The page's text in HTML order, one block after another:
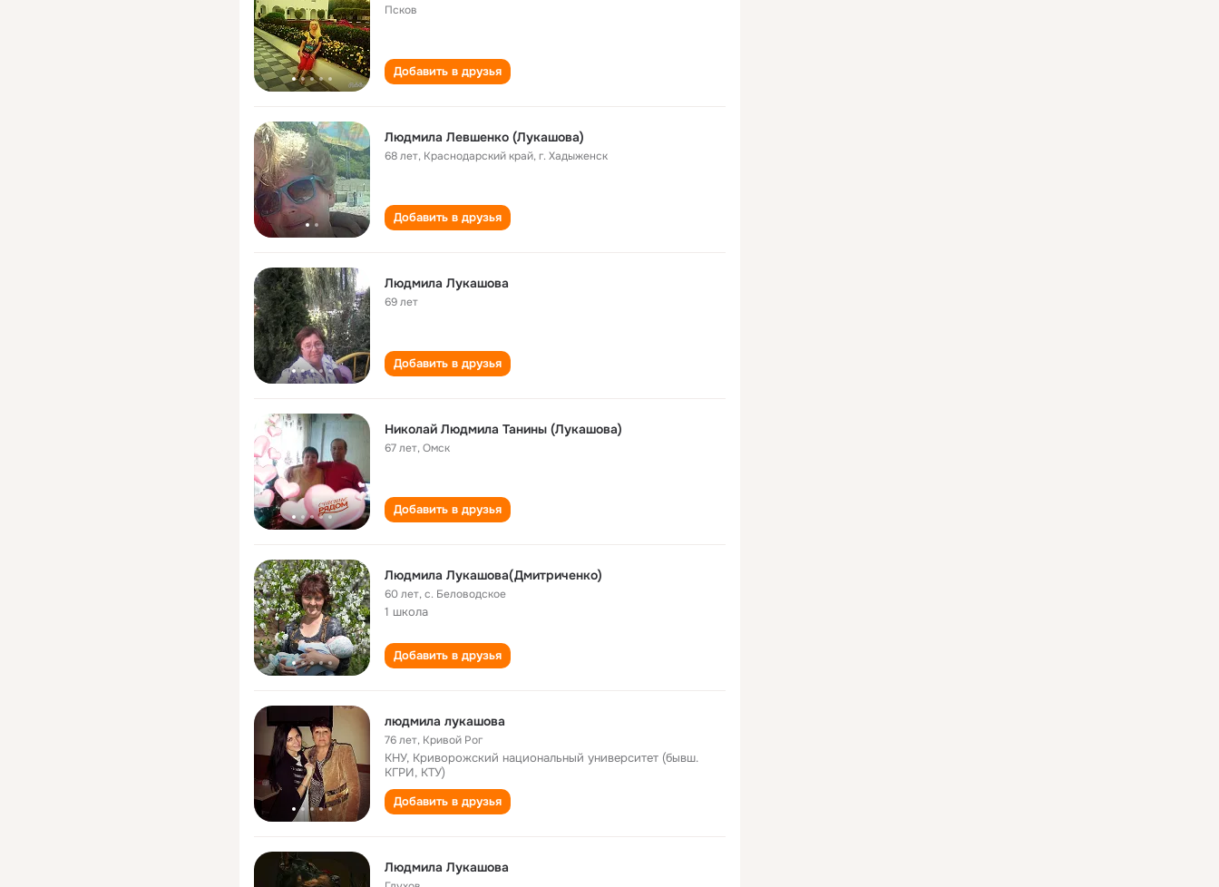
Псков
Добавить в друзья
Людмила Левшенко (Лукашова)
68 лет, Краснодарский край, г. Хадыженск
Добавить в друзья
Людмила Лукашова
69 лет
Добавить в друзья
Николай Людмила Танины (Лукашова)
67 лет,Омск
Добавить в друзья
Людмила Лукашова(Дмитриченко)
60 лет,с. Беловодское
1 школа
Добавить в друзья
людмила лукашова
76 лет, Кривой Рог
КНУ, Криворожский национальный университет (бывш.
КГРИ, КТУ)
Добавить в друзья
Людмила Лукашова